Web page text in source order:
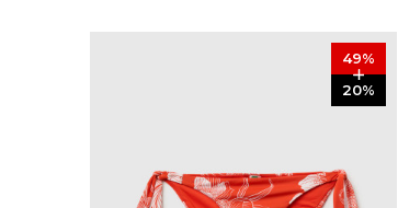
49%
20%